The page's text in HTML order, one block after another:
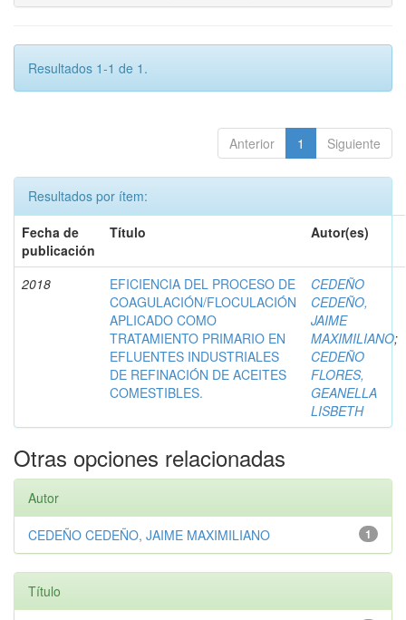
Resultados 1-1 de 1.
Anterior 1 Siguiente
Resultados por ítem:
Fecha de
publicación
Título Autor(es)
2018
EFICIENCIA DEL PROCESO DE
COAGULACIÓN/FLOCULACIÓN
APLICADO COMO
TRATAMIENTO PRIMARIO EN
EFLUENTES INDUSTRIALES
DE REFINACIÓN DE ACEITES
COMESTIBLES.
CEDEÑO
CEDEÑO,
JAIME
MAXIMILIANO;
CEDEÑO
FLORES,
GEANELLA
LISBETH
Otras opciones relacionadas
Autor
1
CEDEÑO CEDEÑO, JAIME MAXIMILIANO
Título